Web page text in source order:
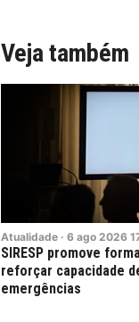
Veja também
Atualidade · 6 ago 2026
SIRESP promove
reforçar capacidade
emergências